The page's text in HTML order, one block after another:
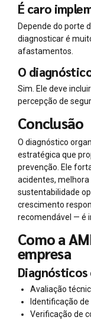
É caro
Depende do porte
diagnosticar é
afastamentos.
O
Sim. Ele deve
percepção de
Conclusão
O diagnóstico
estratégica que
prevenção. Ele
acidentes,
sustentabilidade
crescimento
recomendável — é
Como a
empresa
Diagnósticos
Avaliação
Identificação
Verificação de